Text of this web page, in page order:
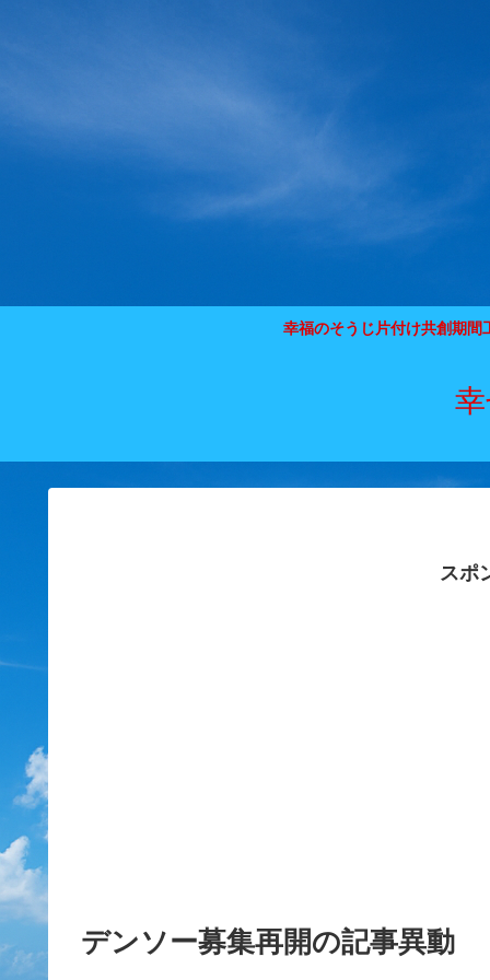
幸福のそうじ片付け共創期間
スポ
デンソー募集再開の記事異動